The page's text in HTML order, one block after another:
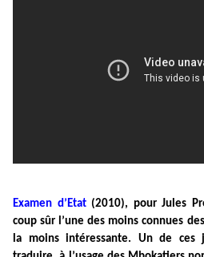
Examen d’Etat (2010), pour Jules
coup sûr l’une des moins connues
la moins intéressante. Un de ces